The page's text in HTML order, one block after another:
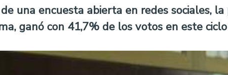
una encuesta abierta en redes sociales,
ganó con 41,7% de los votos en este